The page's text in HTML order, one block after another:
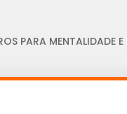
PARA MENTALIDADE